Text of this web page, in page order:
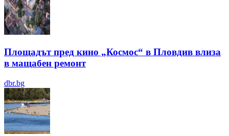
Площадът пред кино „Космос“ в Пловдив влиза
в мащабен ремонт
dbr.bg